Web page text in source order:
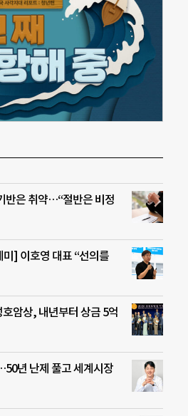
반은 취약…“절반은 비정
] 이호영 대표 “선의를
암상, 내년부터 상금 5억
년 난제 풀고 세계시장